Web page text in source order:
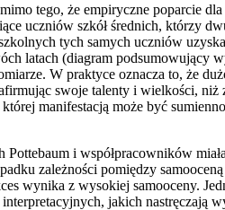
tego, że empiryczne poparcie
uczniów szkół średnich, którzy
tych samych uczniów
latach (diagram podsumowujący
W praktyce oznacza to, że
swoje talenty i wielkości,
manifestacją może być
i współpracowników
zależności pomiędzy
wynika z wysokiej samooceny.
jakich